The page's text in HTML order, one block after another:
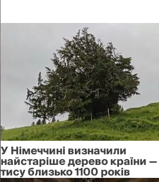
У Німеччині визначили
найстаріше дерево країни —
тису близько 1100 років